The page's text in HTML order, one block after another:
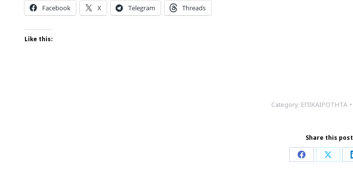
Facebook X Telegram Threads
Like this:
Category: ΕΠΙΚΑΙΡΟΤΗΤΑ
Share this post
Share Share